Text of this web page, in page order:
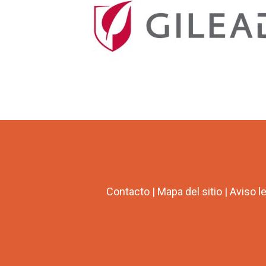
Contacto| Mapa del sitio| Aviso